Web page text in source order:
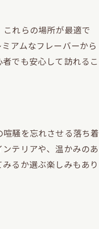
れらの場所が最適で
アムなフレーバーから
でも安心して訪れるこ
騒を忘れさせる落ち着
テリアや、温かみのあ
るか選ぶ楽しみもあり